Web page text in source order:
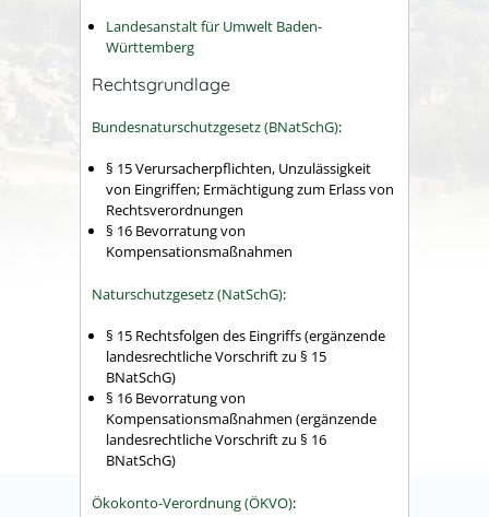
Landesanstalt für Umwelt Baden-
Württemberg
Rechtsgrundlage
Bundesnaturschutzgesetz (BNatSchG):
§ 15Verursacherpflichten, Unzulässigkeit
von Eingriffen; Ermächtigung zum Erlass von
Rechtsverordnungen
§ 16 Bevorratung von
Kompensationsmaßnahmen
Naturschutzgesetz (NatSchG):
§ 15 Rechtsfolgen des Eingriffs(ergänzende
landesrechtliche Vorschrift zu § 15
BNatSchG)
§ 16 Bevorratung von
Kompensationsmaßnahmen (ergänzende
landesrechtliche Vorschrift zu § 16
BNatSchG)
Ökokonto-Verordnung (ÖKVO):